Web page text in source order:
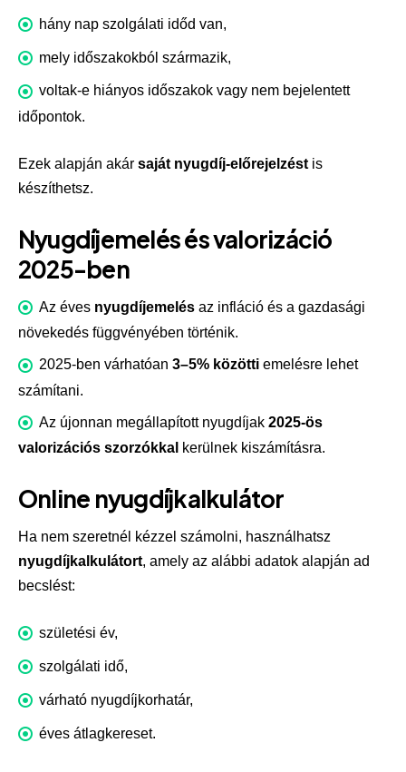
hány nap szolgálati időd van,
mely időszakokból származik,
voltak-e hiányos időszakok vagy nem bejelentett
időpontok.
Ezek alapján akár saját nyugdíj-előrejelzést is
készíthetsz.
Nyugdíjemelés és valorizáció
2025-ben
Az éves nyugdíjemelés az infláció és a gazdasági
növekedés függvényében történik.
2025-ben várhatóan 3–5% közötti emelésre lehet
számítani.
Az újonnan megállapított nyugdíjak 2025-ös
valorizációs szorzókkal kerülnek kiszámításra.
Online nyugdíjkalkulátor
Ha nem szeretnél kézzel számolni, használhatsz
nyugdíjkalkulátort, amely az alábbi adatok alapján ad
becslést:
születési év,
szolgálati idő,
várható nyugdíjkorhatár,
éves átlagkereset.